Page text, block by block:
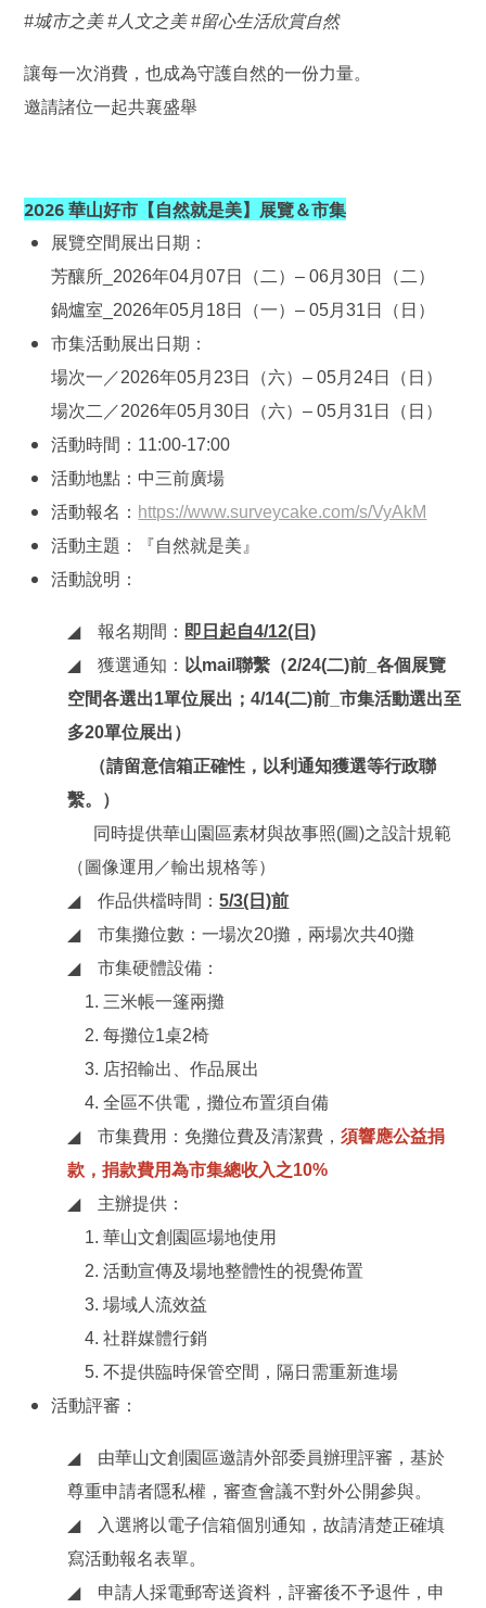
#城市之美 #人文之美 #留心生活欣賞自然
讓每一次消費，也成為守護自然的一份力量。
邀請諸位一起共襄盛舉
2026 華山好市【自然就是美】展覽＆市集
展覽空間展出日期：
芳釀所_2026年04月07日（二）– 06月30日（二）
鍋爐室_2026年05月18日（一）– 05月31日（日）
市集活動展出日期：
場次一／2026年05月23日（六）– 05月24日（日）
場次二／2026年05月30日（六）– 05月31日（日）
活動時間：11:00-17:00
活動地點：中三前廣場
活動報名： https://www.surveycake.com/s/VyAkM
活動主題：『自然就是美』
活動說明：
◢報名期間： 即日起自4/12(日)
◢獲選通知： 以mail聯繫（2/24(二)前_各個展覽
空間各選出1單位展出；4/14(二)前_市集活動選出至
多20單位展出）
（請留意信箱正確性，以利通知獲選等行政聯
繫。）
同時提供華山園區素材與故事照(圖)之設計規範
（圖像運用／輸出規格等）
◢作品供檔時間：5/3(日)前
◢市集攤位數：一場次20攤，兩場次共40攤
◢
市集硬體設備：
1. 三米帳一篷兩攤
2. 每攤位1桌2椅
3. 店招輸出、作品展出
4. 全區不供電，攤位布置須自備
◢市集費用：免攤位費及清潔費，須響應公益捐
款，捐款費用為市集總收入之10%
◢主辦提供：
1.華山文創園區場地使用
2.活動宣傳及場地整體性的視覺佈置
3.場域人流效益
4.社群媒體行銷
5. 不提供臨時保管空間，隔日需重新進場
活動評審：
◢由華山文創園區邀請外部委員辦理評審，基於
尊重申請者隱私權，審查會議不對外公開參與。
◢入選將以電子信箱個別通知，故請清楚正確填
寫活動報名表單。
◢申請人採電郵寄送資料，評審後不予退件，申